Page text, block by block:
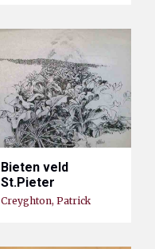
Bieten veld
St.Pieter
Creyghton, Patrick